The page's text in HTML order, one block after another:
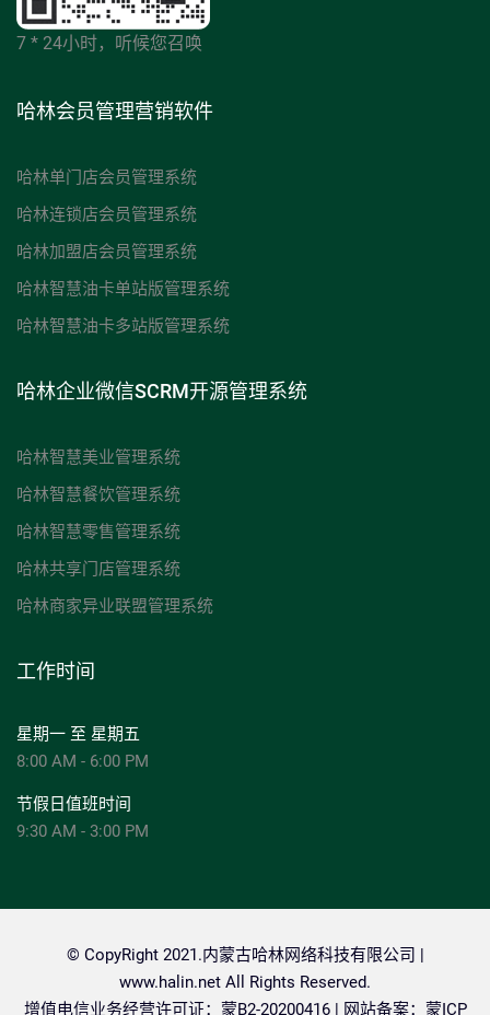
7 * 24小时，听候您召唤
哈林会员管理营销软件
哈林单门店会员管理系统
哈林连锁店会员管理系统
哈林加盟店会员管理系统
哈林智慧油卡单站版管理系统
哈林智慧油卡多站版管理系统
哈林企业微信SCRM开源管理系统
哈林智慧美业管理系统
哈林智慧餐饮管理系统
哈林智慧零售管理系统
哈林共享门店管理系统
哈林商家异业联盟管理系统
工作时间
星期一 至 星期五
8:00 AM - 6:00 PM
节假日值班时间
9:30 AM - 3:00 PM
© CopyRight 2021.内蒙古哈林网络科技有限公司 |
www.halin.net All Rights Reserved.
增值电信业务经营许可证：蒙B2-20200416 | 网站备案： 蒙ICP